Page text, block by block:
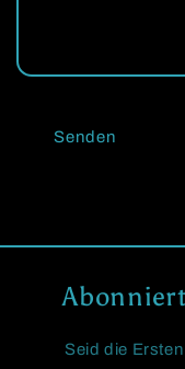
r
Senden
Seid die